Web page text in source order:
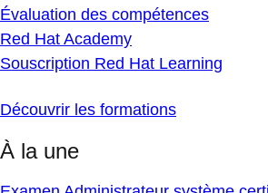
Évaluation des compétences
Red Hat Academy
Souscription Red Hat Learning
Découvrir les formations
À la une